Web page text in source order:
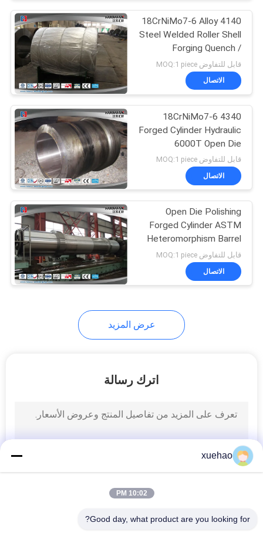
4140 18CrNiMo7-6 Alloy
Steel Welded Roller Shell
Forging Quench /
Tempered
قابل للتفاوض MOQ:1 piece
الاتصال
18CrNiMo7-6 4340
Forged Cylinder Hydraulic
6000T Open Die
Hydropress
قابل للتفاوض MOQ:1 piece
الاتصال
Open Die Polishing
Forged Cylinder ASTM
Heteromorphism Barrel
Forging
قابل للتفاوض MOQ:1 piece
الاتصال
عرض المزيد
اترك رسالة
xuehao
10:02 PM
Good day, what product are you looking for?